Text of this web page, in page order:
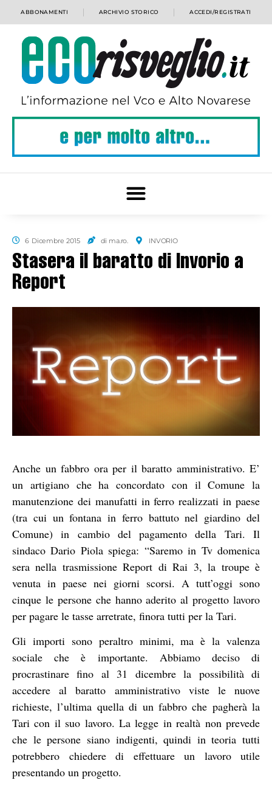
ABBONAMENTI ARCHIVIO STORICO ACCEDI/REGISTRATI
6 Dicembre 2015 di ma.ro. INVORIO
Stasera il baratto di Invorio a
Report
Anche un fabbro ora per il baratto amministrativo. E’
un artigiano che ha concordato con il Comune la
manutenzione dei manufatti in ferro realizzati in paese
(tra cui un fontana in ferro battuto nel giardino del
Comune) in cambio del pagamento della Tari. Il
sindaco Dario Piola spiega: “Saremo in Tv domenica
sera nella trasmissione Report di Rai 3, la troupe è
venuta in paese nei giorni scorsi. A tutt’oggi sono
cinque le persone che hanno aderito al progetto lavoro
per pagare le tasse arretrate, finora tutti per la Tari.
Gli importi sono peraltro minimi, ma è la valenza
sociale che è importante. Abbiamo deciso di
procrastinare fino al 31 dicembre la possibilità di
accedere al baratto amministrativo viste le nuove
richieste, l’ultima quella di un fabbro che pagherà la
Tari con il suo lavoro. La legge in realtà non prevede
che le persone siano indigenti, quindi in teoria tutti
potrebbero chiedere di effettuare un lavoro utile
presentando un progetto.